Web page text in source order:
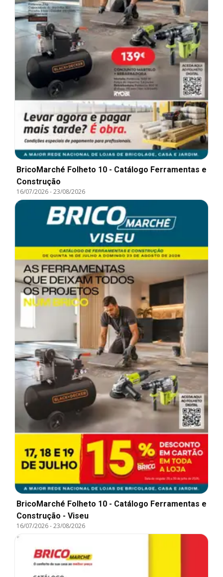
BricoMarché Folheto 10 - Catálogo Ferramentas e
Construção
16/07/2026-23/08/2026
BricoMarché Folheto 10 - Catálogo Ferramentas e
Construção - Viseu
16/07/2026-23/08/2026